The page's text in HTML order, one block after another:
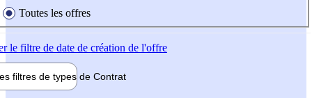
Toutes les offres
le filtre de date de création de l'offre
filtres de types de Contrat